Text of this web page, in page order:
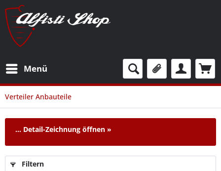
Menü
Verteiler Anbauteile
... Detail-Zeichnung öffnen »
Filtern